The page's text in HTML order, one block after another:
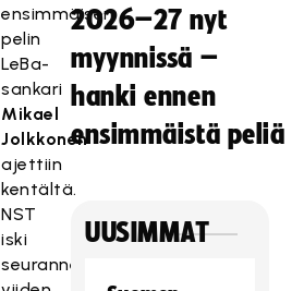
ensimmäisen
pelin
LeBa-
sankari
Mikael
Jolkkonen
ajettiin
kentältä.
NST
iski
seuranneen
2026–27 nyt
myynnissä –
hanki ennen
ensimmäistä peliä
UUSIMMAT